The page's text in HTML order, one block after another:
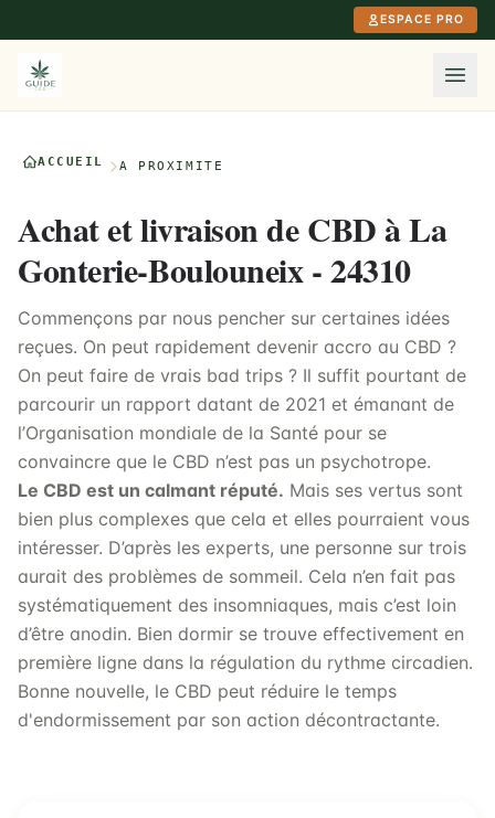
ESPACE PRO
ACCUEIL À PROXIMITÉ
Achat et livraison de CBD à La
Gonterie-Boulouneix - 24310
Commençons par nous pencher sur certaines idées
reçues. On peut rapidement devenir accro au CBD ?
On peut faire de vrais bad trips ? Il suffit pourtant de
parcourir un rapport datant de 2021 et émanant de
l’Organisation mondiale de la Santé pour se
convaincre que le CBD n’est pas un psychotrope.
Le CBD est un calmant réputé. Mais ses vertus sont
bien plus complexes que cela et elles pourraient vous
intéresser. D’après les experts, une personne sur trois
aurait des problèmes de sommeil. Cela n’en fait pas
systématiquement des insomniaques, mais c’est loin
d’être anodin. Bien dormir se trouve effectivement en
première ligne dans la régulation du rythme circadien.
Bonne nouvelle, le CBD peut réduire le temps
d'endormissement par son action décontractante.